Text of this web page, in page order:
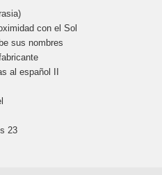
con el Sol
sus nombres
al español II
23